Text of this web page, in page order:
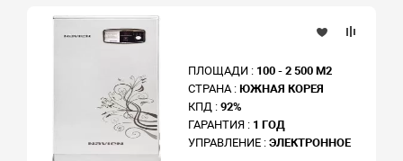
ПЛОЩАДИ : 100 - 2 500 М2
СТРАНА :ЮЖНАЯ КОРЕЯ
КПД :92%
ГАРАНТИЯ : 1 ГОД
УПРАВЛЕНИЕ :ЭЛЕКТРОННОЕ